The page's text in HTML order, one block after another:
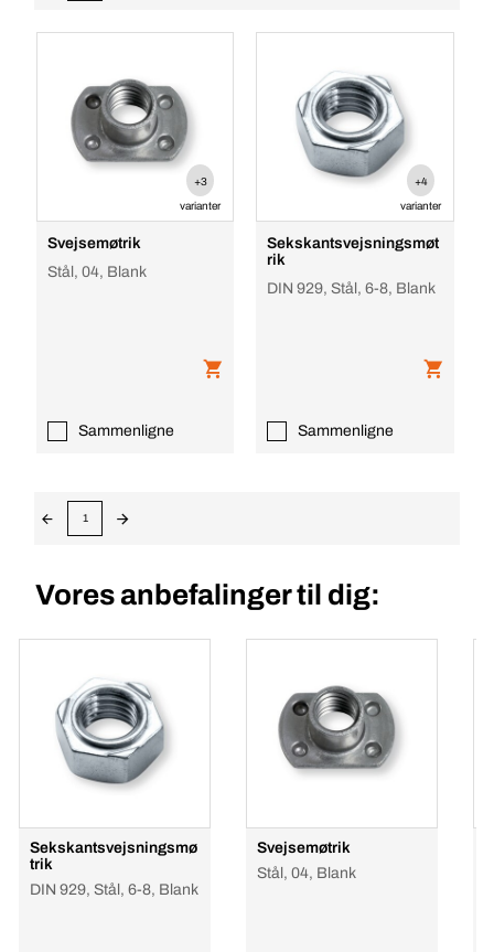
+3
varianter
Svejsemøtrik
Stål, 04, Blank
Sammenligne
+4
varianter
Sekskantsvejsningsmøt
rik
DIN 929, Stål, 6-8, Blank
Sammenligne
1
Vores anbefalinger til dig:
Sekskantsvejsningsmø
trik
DIN 929, Stål, 6-8, Blank
Svejsemøtrik
Stål, 04, Blank